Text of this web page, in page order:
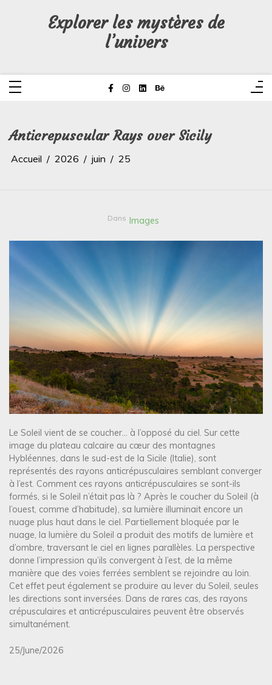
Explorer les mystères de
l’univers
Anticrepuscular Rays over Sicily
Accueil 2026 juin 25
Dans Images
Le Soleil vient de se coucher… à l’opposé du ciel. Sur cette
image du plateau calcaire au cœur des montagnes
Hybléennes, dans le sud-est de la Sicile (Italie), sont
représentés des rayons anticrépusculaires semblant converger
à l’est. Comment ces rayons anticrépusculaires se sont-ils
formés, si le Soleil n’était pas là ? Après le coucher du Soleil (à
l’ouest, comme d’habitude), sa lumière illuminait encore un
nuage plus haut dans le ciel. Partiellement bloquée par le
nuage, la lumière du Soleil a produit des motifs de lumière et
d’ombre, traversant le ciel en lignes parallèles. La perspective
donne l’impression qu’ils convergent à l’est, de la même
manière que des voies ferrées semblent se rejoindre au loin.
Cet effet peut également se produire au lever du Soleil, seules
les directions sont inversées. Dans de rares cas, des rayons
crépusculaires et anticrépusculaires peuvent être observés
simultanément.
25/June/2026